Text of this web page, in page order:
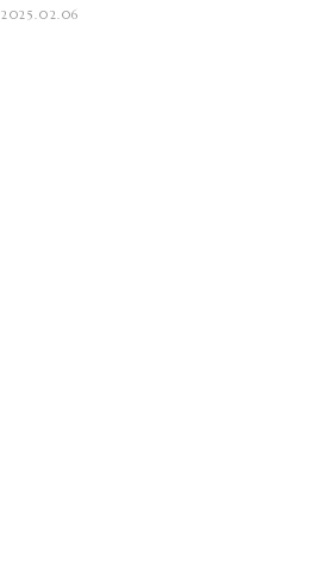
2025.02.06